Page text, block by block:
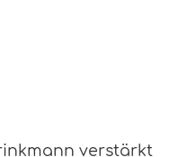
verstärkt